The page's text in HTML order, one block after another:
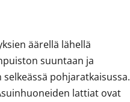
äärellä lähellä
suuntaan ja
pohjaratkaisussa.
lattiat ovat